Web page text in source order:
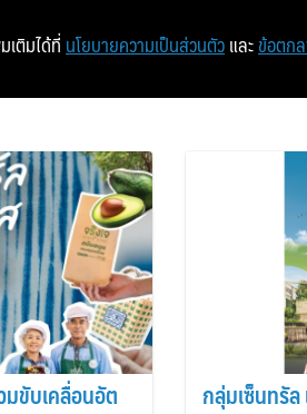
หน้าแรก
มขับเคลื่อนอัต
กลุ่มเซ็นทรัล
เติมได้ที่ นโยบายความเป็นส่วนตัว และ ข้อตก